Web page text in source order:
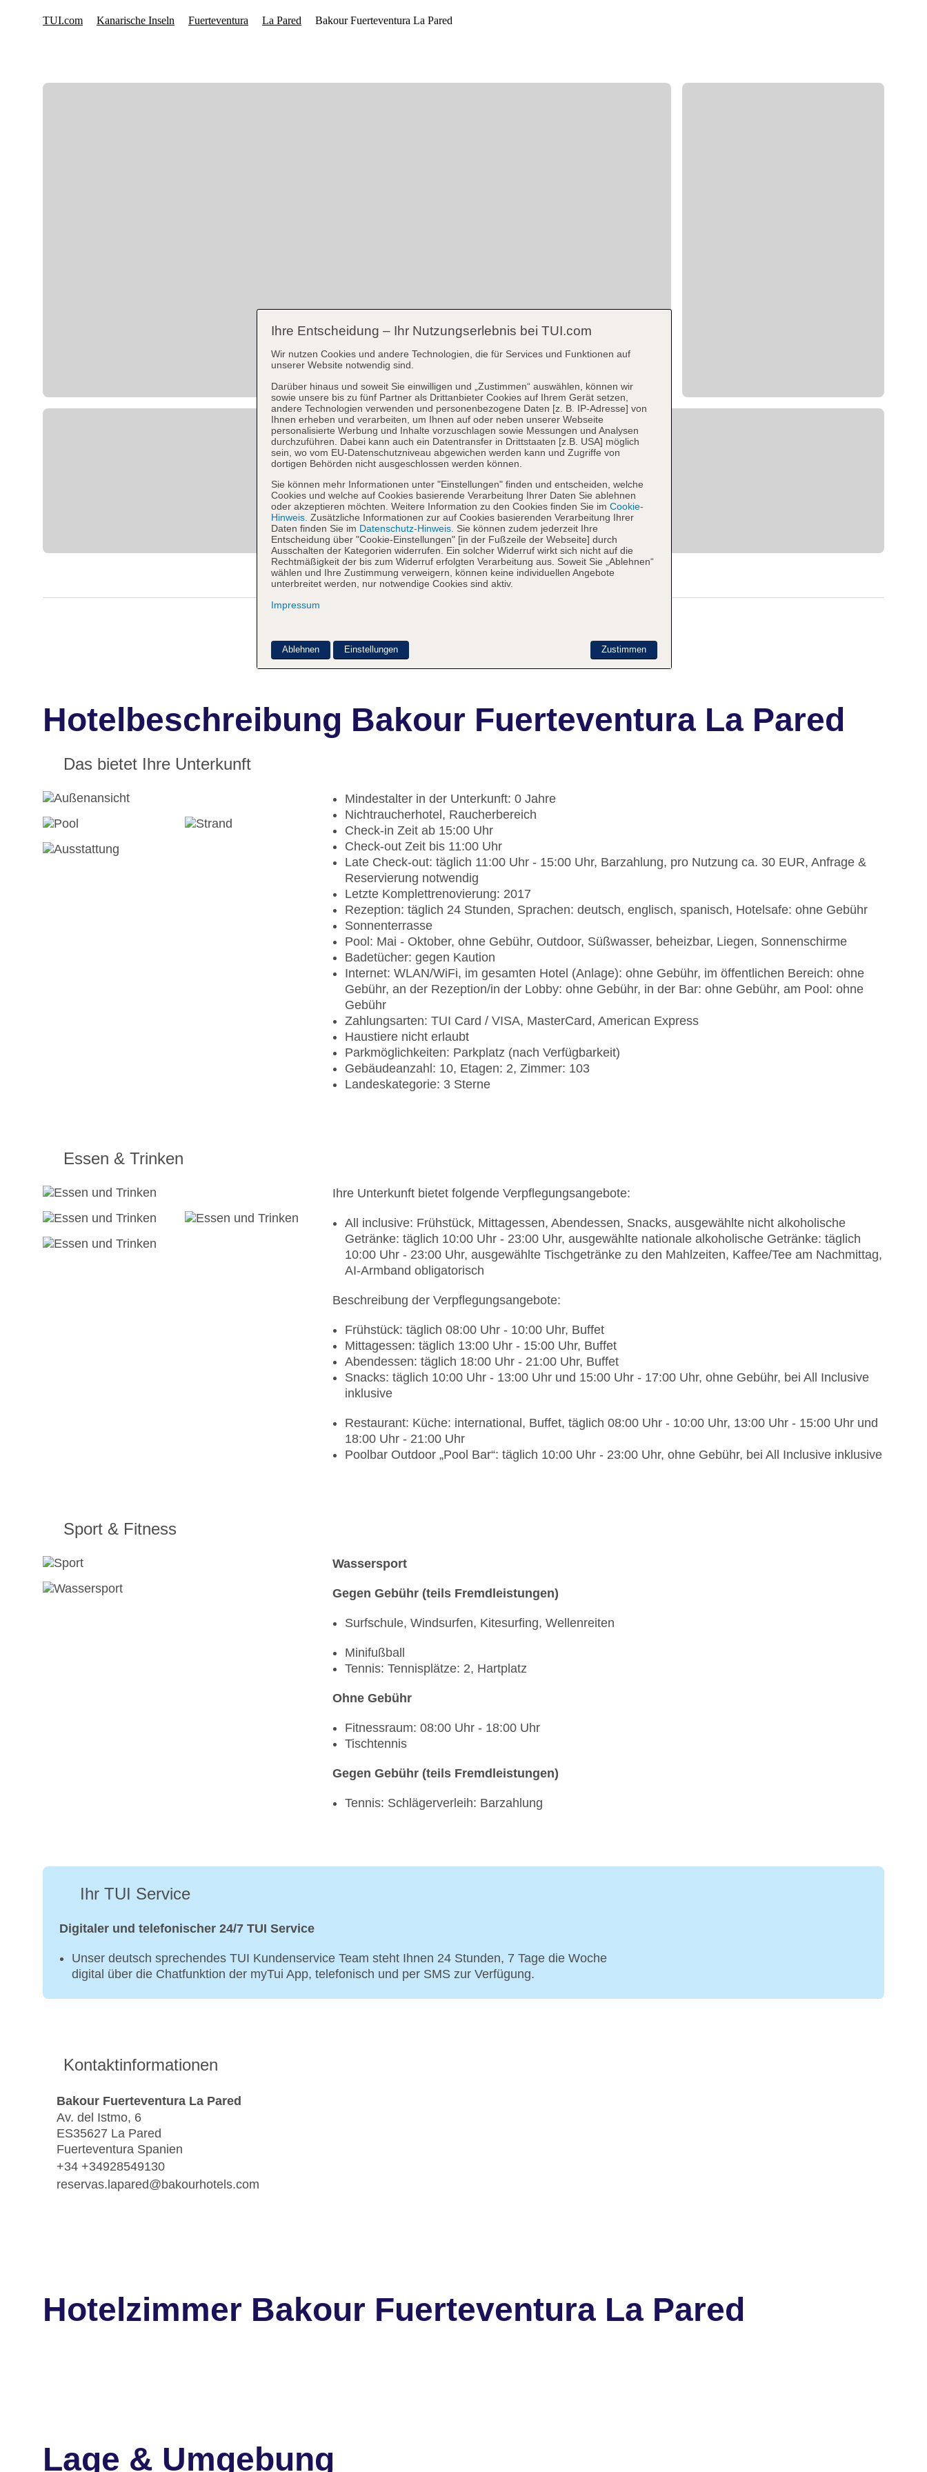
Hotelbeschreibung Bakour Fuerteventura La Pared
Das bietet Ihre Unterkunft
Mindestalter in der Unterkunft: 0 Jahre
Nichtraucherhotel, Raucherbereich
Check-in Zeit ab 15:00 Uhr
Check-out Zeit bis 11:00 Uhr
Late Check-out: täglich 11:00 Uhr - 15:00 Uhr, Barzahlung, pro Nutzung ca. 30 EUR, Anfrage &
Reservierung notwendig
Letzte Komplettrenovierung: 2017
Rezeption: täglich 24 Stunden, Sprachen: deutsch, englisch, spanisch, Hotelsafe: ohne Gebühr
Sonnenterrasse
Pool: Mai - Oktober, ohne Gebühr, Outdoor, Süßwasser, beheizbar, Liegen, Sonnenschirme
Badetücher: gegen Kaution
Internet: WLAN/WiFi, im gesamten Hotel (Anlage): ohne Gebühr, im öffentlichen Bereich: ohne
Gebühr, an der Rezeption/in der Lobby: ohne Gebühr, in der Bar: ohne Gebühr, am Pool: ohne
Gebühr
Zahlungsarten: TUI Card / VISA, MasterCard, American Express
Haustiere nicht erlaubt
Parkmöglichkeiten: Parkplatz (nach Verfügbarkeit)
Gebäudeanzahl: 10, Etagen: 2, Zimmer: 103
Landeskategorie: 3 Sterne
Essen & Trinken
Ihre Unterkunft bietet folgende Verpflegungsangebote:
All inclusive: Frühstück, Mittagessen, Abendessen, Snacks, ausgewählte nicht alkoholische
Getränke: täglich 10:00 Uhr - 23:00 Uhr, ausgewählte nationale alkoholische Getränke: täglich
10:00 Uhr - 23:00 Uhr, ausgewählte Tischgetränke zu den Mahlzeiten, Kaffee/Tee am Nachmittag,
AI-Armband obligatorisch
Beschreibung der Verpflegungsangebote:
Frühstück: täglich 08:00 Uhr - 10:00 Uhr, Buffet
Mittagessen: täglich 13:00 Uhr - 15:00 Uhr, Buffet
Abendessen: täglich 18:00 Uhr - 21:00 Uhr, Buffet
Snacks: täglich 10:00 Uhr - 13:00 Uhr und 15:00 Uhr - 17:00 Uhr, ohne Gebühr, bei All Inclusive
inklusive
Restaurant: Küche: international, Buffet, täglich 08:00 Uhr - 10:00 Uhr, 13:00 Uhr - 15:00 Uhr und
18:00 Uhr - 21:00 Uhr
Poolbar Outdoor „Pool Bar“: täglich 10:00 Uhr - 23:00 Uhr, ohne Gebühr, bei All Inclusive inklusive
Sport & Fitness
Wassersport
Gegen Gebühr (teils Fremdleistungen)
Surfschule, Windsurfen, Kitesurfing, Wellenreiten
Minifußball
Tennis: Tennisplätze: 2, Hartplatz
Ohne Gebühr
Fitnessraum: 08:00 Uhr - 18:00 Uhr
Tischtennis
Gegen Gebühr (teils Fremdleistungen)
Tennis: Schlägerverleih: Barzahlung
Ihr TUI Service
Digitaler und telefonischer 24/7 TUI Service
Unser deutsch sprechendes TUI Kundenservice Team steht Ihnen 24 Stunden, 7 Tage die Woche
digital über die Chatfunktion der myTui App, telefonisch und per SMS zur Verfügung.
Kontaktinformationen
Bakour Fuerteventura La Pared
Av. del Istmo, 6
ES35627 La Pared
Fuerteventura Spanien
+34 +34928549130
reservas.lapared@bakourhotels.com
Hotelzimmer Bakour Fuerteventura La Pared
Lage & Umgebung
Ihre Entscheidung – Ihr Nutzungserlebnis bei TUI.com
Wir nutzen Cookies und andere Technologien, die für Services und Funktionen auf
unserer Website notwendig sind.
Darüber hinaus und soweit Sie einwilligen und „Zustimmen“ auswählen, können wir
sowie unsere bis zu fünf Partner als Drittanbieter Cookies auf Ihrem Gerät setzen,
andere Technologien verwenden und personenbezogene Daten [z. B. IP-Adresse] von
Ihnen erheben und verarbeiten, um Ihnen auf oder neben unserer Webseite
personalisierte Werbung und Inhalte vorzuschlagen sowie Messungen und Analysen
durchzuführen. Dabei kann auch ein Datentransfer in Drittstaaten [z.B. USA] möglich
sein, wo vom EU-Datenschutzniveau abgewichen werden kann und Zugriffe von
dortigen Behörden nicht ausgeschlossen werden können.
Sie können mehr Informationen unter "Einstellungen" finden und entscheiden, welche
Cookies und welche auf Cookies basierende Verarbeitung Ihrer Daten Sie ablehnen
oder akzeptieren möchten. Weitere Information zu den Cookies finden Sie im Cookie-
Hinweis . Zusätzliche Informationen zur auf Cookies basierenden Verarbeitung Ihrer
Daten finden Sie im Datenschutz-Hinweis . Sie können zudem jederzeit Ihre
Entscheidung über "Cookie-Einstellungen" [in der Fußzeile der Webseite] durch
Ausschalten der Kategorien widerrufen. Ein solcher Widerruf wirkt sich nicht auf die
Rechtmäßigkeit der bis zum Widerruf erfolgten Verarbeitung aus. Soweit Sie „Ablehnen“
wählen und Ihre Zustimmung verweigern, können keine individuellen Angebote
unterbreitet werden, nur notwendige Cookies sind aktiv.
Impressum
Zustimmen
Ablehnen Einstellungen